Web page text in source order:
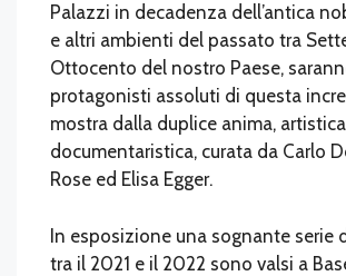
Palazzi in decadenza dell’antica
e altri ambienti del passato tra
Ottocento del nostro Paese,
protagonisti assoluti di questa
mostra dalla duplice anima,
documentaristica, curata da Carlo
Rose ed Elisa Egger.
In esposizione una sognante serie
tra il 2021 e il 2022 sono valsi a